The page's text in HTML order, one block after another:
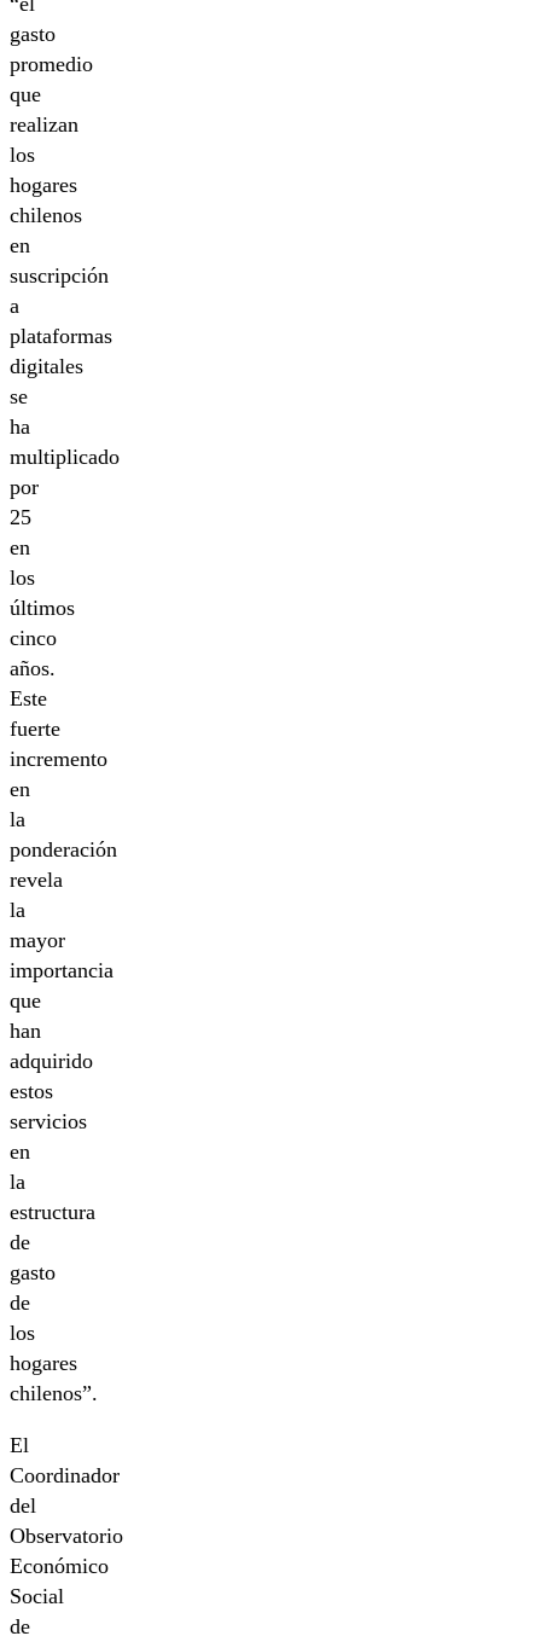
gasto
promedio
que
realizan
los
hogares
chilenos
en
suscripción
a
plataformas
digitales
se
ha
multiplicado
por
25
en
los
últimos
cinco
años.
Este
fuerte
incremento
en
la
ponderación
revela
la
mayor
importancia
que
han
adquirido
estos
servicios
en
la
estructura
de
gasto
de
los
hogares
chilenos”.
El
Coordinador
del
Observatorio
Económico
Social
de